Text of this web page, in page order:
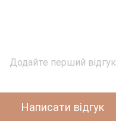
Додайте перший відгук
Написати відгук